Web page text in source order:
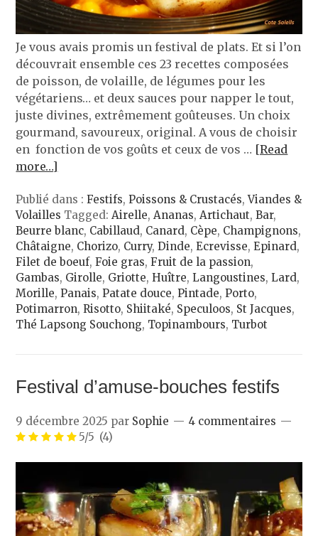
Je vous avais promis un festival de plats. Et si l’on
découvrait ensemble ces 23 recettes composées
de poisson, de volaille, de légumes pour les
végétariens… et deux sauces pour napper le tout,
juste divines, extrêmement goûteuses. Un choix
gourmand, savoureux, original. A vous de choisir
en fonction de vos goûts et ceux de vos … [Read
more…]
Publié dans :Festifs,Poissons & Crustacés,Viandes &
Volailles Tagged:Airelle,Ananas,Artichaut,Bar,
Beurre blanc, Cabillaud, Canard, Cèpe, Champignons,
Châtaigne, Chorizo, Curry,Dinde,Ecrevisse,Epinard,
Filet de boeuf,Foie gras,Fruit de la passion,
Gambas, Girolle, Griotte,Huître,Langoustines,Lard,
Morille,Panais,Patate douce,Pintade,Porto,
Potimarron,Risotto, Shiitaké, Speculoos, St Jacques,
Thé Lapsong Souchong, Topinambours, Turbot
Festival d’amuse-bouches festifs
9 décembre 2025 par Sophie
4 commentaires
5/5 (4)